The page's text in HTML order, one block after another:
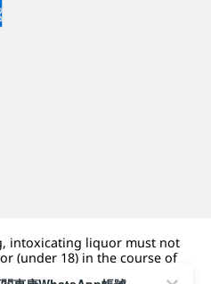
intoxicating liquor must not
(under 18) in the course of